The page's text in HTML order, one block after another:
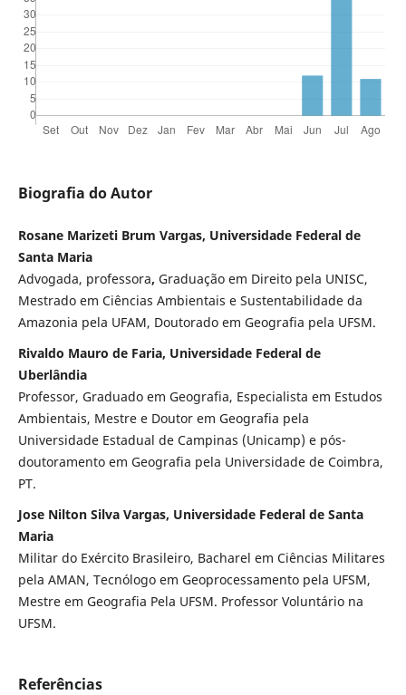
Biografia do Autor
Rosane Marizeti Brum Vargas, Universidade Federal de
Santa Maria
Advogada, professora, Graduação em Direito pela UNISC,
Mestrado em Ciências Ambientais e Sustentabilidade da
Amazonia pela UFAM, Doutorado em Geografia pela UFSM.
Rivaldo Mauro de Faria, Universidade Federal de
Uberlândia
Professor, Graduado em Geografia, Especialista em Estudos
Ambientais, Mestre e Doutor em Geografia pela
Universidade Estadual de Campinas (Unicamp) e pós-
doutoramento em Geografia pela Universidade de Coimbra,
PT.
Jose Nilton Silva Vargas, Universidade Federal de Santa
Maria
Militar do Exército Brasileiro, Bacharel em Ciências Militares
pela AMAN, Tecnólogo em Geoprocessamento pela UFSM,
Mestre em Geografia Pela UFSM. Professor Voluntário na
UFSM.
Referências